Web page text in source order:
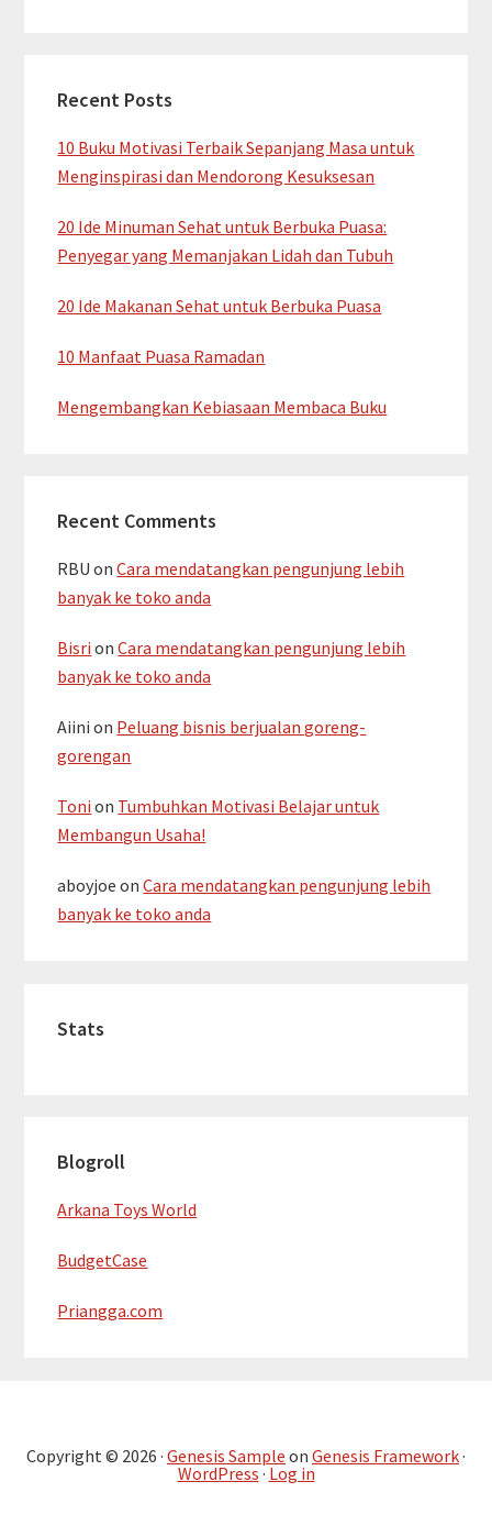
Recent Posts
10 Buku Motivasi Terbaik Sepanjang Masa untuk
Menginspirasi dan Mendorong Kesuksesan
20 Ide Minuman Sehat untuk Berbuka Puasa:
Penyegar yang Memanjakan Lidah dan Tubuh
20 Ide Makanan Sehat untuk Berbuka Puasa
10 Manfaat Puasa Ramadan
Mengembangkan Kebiasaan Membaca Buku
Recent Comments
RBU onCara mendatangkan pengunjung lebih
banyak ke toko anda
Bisri onCara mendatangkan pengunjung lebih
banyak ke toko anda
Aiini on Peluang bisnis berjualan goreng-
gorengan
Toni on Tumbuhkan Motivasi Belajar untuk
Membangun Usaha!
aboyjoe onCara mendatangkan pengunjung lebih
banyak ke toko anda
Stats
Blogroll
Arkana Toys World
BudgetCase
Priangga.com
Copyright © 2026 · Genesis Sample on Genesis Framework·
WordPress · Log in